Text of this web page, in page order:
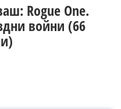
Rogue One.
войни (66